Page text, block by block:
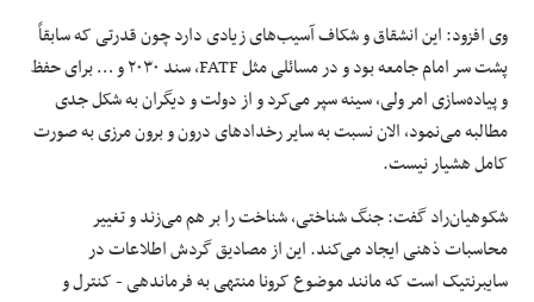
وی افزود: این انشقاق و شکاف آسیب‌های زیادی دارد چون قدرتی که سابقاً
پشت سر امام جامعه بود و در مسائلی مثل FATF، سند ۲۰۳۰ و … برای حفظ
و پیاده‌سازی امر ولی، سینه سپر می‌کرد و از دولت و دیگران به شکل جدی
مطالبه می‌نمود، الان نسبت به سایر رخدادهای درون و برون مرزی به صورت
کامل هشیار نیست.
شکوهیان‌راد گفت: جنگ شناختی، شناخت را بر هم می‌زند و تغییر
محاسبات ذهنی ایجاد می‌کند. این از مصادیق گردش اطلاعات در
سایبرنتیک است که مانند موضوع کرونا منتهی به فرماندهی - کنترل و